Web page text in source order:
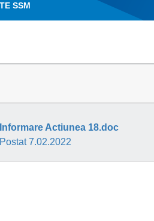
SSM
Informare Actiunea 18.doc
Postat 7.02.2022